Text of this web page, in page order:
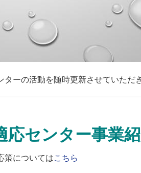
ーの活動を随時更新させていただ
応センター事業
策についてはこちら